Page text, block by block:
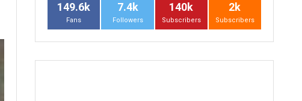
149.6k
Fans
7.4k
Followers
140k
Subscribers
2k
Subscribers